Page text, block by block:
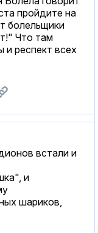
пройдите на
болельщики
Что там
и респект всех
встали и
и
шариков,